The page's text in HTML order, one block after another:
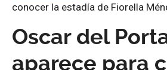
conocer la estadía de Fiorella
Oscar del
aparece para